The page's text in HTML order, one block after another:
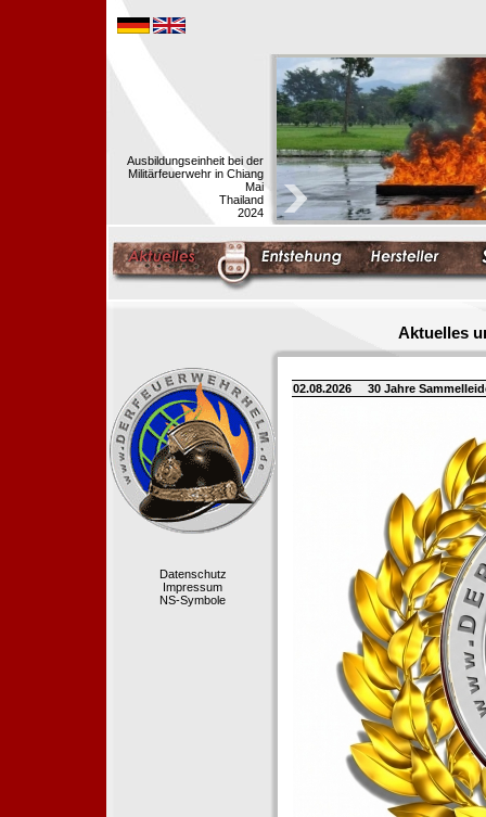
Ausbildungseinheit bei der
Militärfeuerwehr in Chiang
Mai
Thailand
2024
Aktuelles
Datenschutz
Impressum
NS-Symbole
02.08.2026 30 Jahre